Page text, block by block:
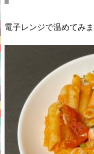
電子レンジで温めてみま